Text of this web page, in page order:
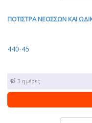
ΠΟΤΙΣΤΡΑ ΝΕΟΣΣΩΝ ΚΑΙ
440-45
1 - 3 ημέρες